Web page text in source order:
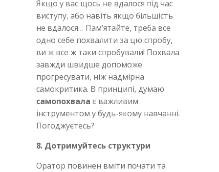
Якщо у вас щось не вдалося під час
виступу, або навіть якщо більшість
не вдалося… Пам’ятайте, треба все
одно себе похвалити за цю спробу,
ви ж все ж таки спробували! Похвала
завжди швидше допоможе
прогресувати, ніж надмірна
самокритика. В принципі, думаю
самопохвала є важливим
інструментом у будь-якому навчанні.
Погоджуєтесь?
8. Дотримуйтесь структури
Оратор повинен вміти почати та